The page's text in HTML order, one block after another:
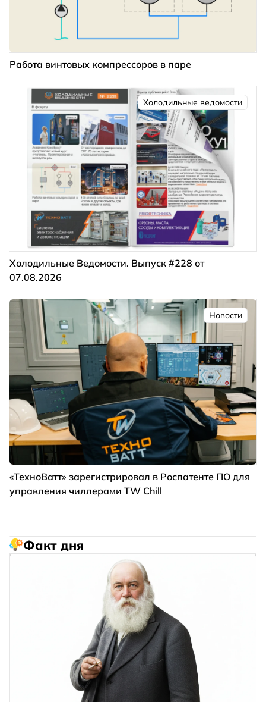
Работа винтовых компрессоров в паре
Холодильные ведомости
Холодильные Ведомости. Выпуск #228 от
07.08.2026
Новости
«ТехноВатт» зарегистрировал в Роспатенте ПО для
управления чиллерами TW Chill
Факт дня